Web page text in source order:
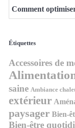
Comment
Étiquettes
Accessoires de
saine Ambiance
extérieur
paysager Bien-
Bien-être